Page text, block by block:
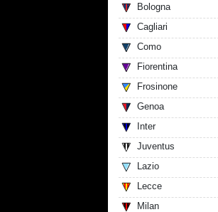
Bologna
Cagliari
Como
Fiorentina
Frosinone
Genoa
Inter
Juventus
Lazio
Lecce
Milan